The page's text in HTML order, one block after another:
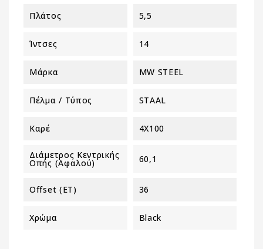
Πλάτος 5,5
Ίντσες 14
Μάρκα MW STEEL
Πέλμα / Τύπος STAAL
Καρέ 4X100
Διάμετρος Κεντρικής
Οπής (αφαλού) 60,1
Offset (ET) 36
Χρώμα Black